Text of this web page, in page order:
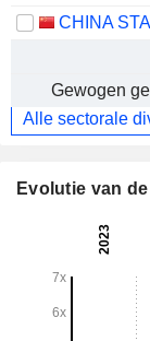
Gewogen
Alle sectorale
Evolutie van